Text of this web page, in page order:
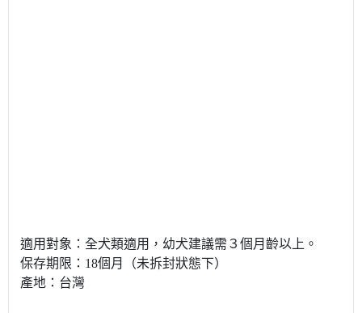
適用對象：全犬類適用，幼犬建議需３個月齡以上。
保存期限：18個月（未拆封狀態下）
產地：台灣